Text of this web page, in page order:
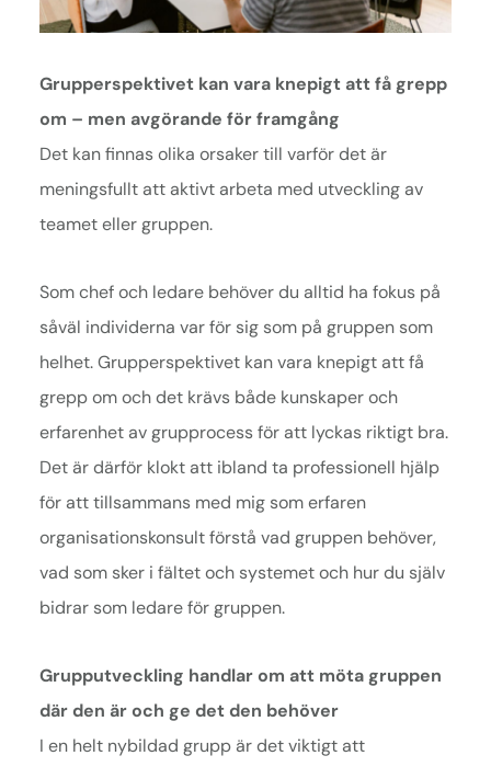
Grupperspektivet kan vara knepigt att få grepp
om – men avgörande för framgång
Det kan finnas olika orsaker till varför det är
meningsfullt att aktivt arbeta med utveckling av
teamet eller gruppen.
Som chef och ledare behöver du alltid ha fokus på
såväl individerna var för sig som på gruppen som
helhet. Grupperspektivet kan vara knepigt att få
grepp om och det krävs både kunskaper och
erfarenhet av grupprocess för att lyckas riktigt bra.
Det är därför klokt att ibland ta professionell hjälp
för att tillsammans med mig som erfaren
organisationskonsult förstå vad gruppen behöver,
vad som sker i fältet och systemet och hur du själv
bidrar som ledare för gruppen.
Grupputveckling handlar om att möta gruppen
där den är och ge det den behöver
I en helt nybildad grupp är det viktigt att